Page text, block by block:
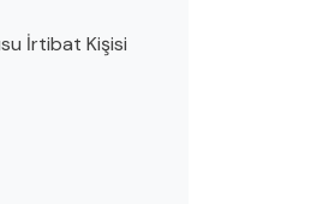
İrtibat Kişisi